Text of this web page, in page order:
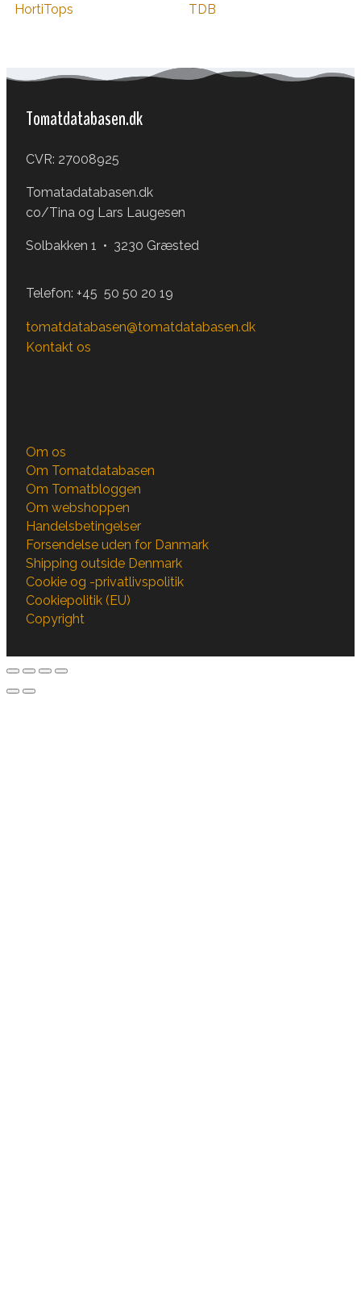
HortiTops TDB
Tomatdatabasen.dk
CVR: 27008925
Tomatadatabasen.dk
co/Tina og Lars Laugesen
Solbakken 1 • 3230 Græsted
Telefon: +45 50 50 20 19
tomatdatabasen@tomatdatabasen.dk
Kontakt os
Om os
Om Tomatdatabasen
Om Tomatbloggen
Om webshoppen
Handelsbetingelser
Forsendelse uden for Danmark
Shipping outside Denmark
Cookie og -privatlivspolitik
Cookiepolitik (EU)
Copyright